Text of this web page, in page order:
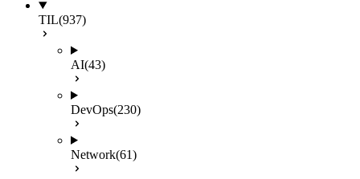
TIL(937)
AI(43)
DevOps(230)
Network(61)